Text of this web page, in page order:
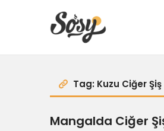
TARİFLER
MANGAL
Tag: Kuzu Ciğer Şiş
Mangalda Ciğer